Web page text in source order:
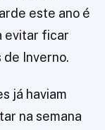
este ano é
evitar ficar
de Inverno.
já haviam
na semana